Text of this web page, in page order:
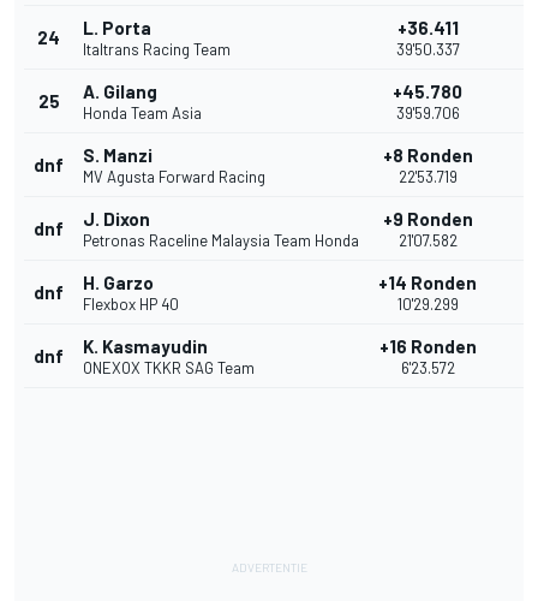
24 L. Porta
Italtrans Racing Team
+36.411
39'50.337
25 A. Gilang
Honda Team Asia
+45.780
39'59.706
dnf S. Manzi
MV Agusta Forward Racing
+8 Ronden
22'53.719
dnf J. Dixon
Petronas Raceline Malaysia Team Honda
+9 Ronden
21'07.582
dnf H. Garzo
Flexbox HP 40
+14 Ronden
10'29.299
dnf K. Kasmayudin
ONEXOX TKKR SAG Team
+16 Ronden
6'23.572